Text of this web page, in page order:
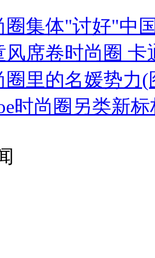
圈集体"讨好"中
风席卷时尚圈 卡
圈里的名媛势力(
时尚圈另类新标